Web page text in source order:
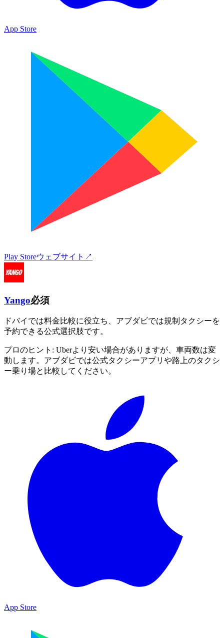
App Store
Play Storeウェブサイト ↗
Yango必須
ドバイでは料金比較に役立ち、アブダビでは規制タクシーを
予約できる公式選択肢です。
プロのヒント: Uberより安い場合がありますが、車両数は変
動します。アブダビでは公式タクシーアプリや路上のタクシ
ー乗り場と比較してください。
App Store